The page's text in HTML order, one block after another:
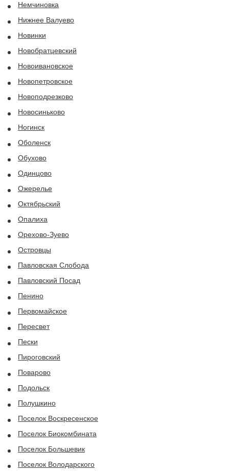
Немчиновка
Нижнее Валуево
Новинки
Новобратцевский
Новоивановское
Новопетровское
Новоподрезково
Новосиньково
Ногинск
Оболенск
Обухово
Одинцово
Ожерелье
Октябрьский
Опалиха
Орехово-Зуево
Островцы
Павловская Слобода
Павловский Посад
Пенино
Первомайское
Пересвет
Пески
Пироговский
Поварово
Подольск
Полушкино
Поселок Воскресенское
Поселок Биокомбината
Поселок Большевик
Поселок Володарского